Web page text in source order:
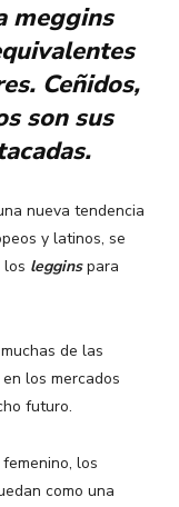
meggins
Ceñidos,
son sus
nueva tendencia
y latinos, se
los legginspara
de las
los mercados
futuro.
los
como una